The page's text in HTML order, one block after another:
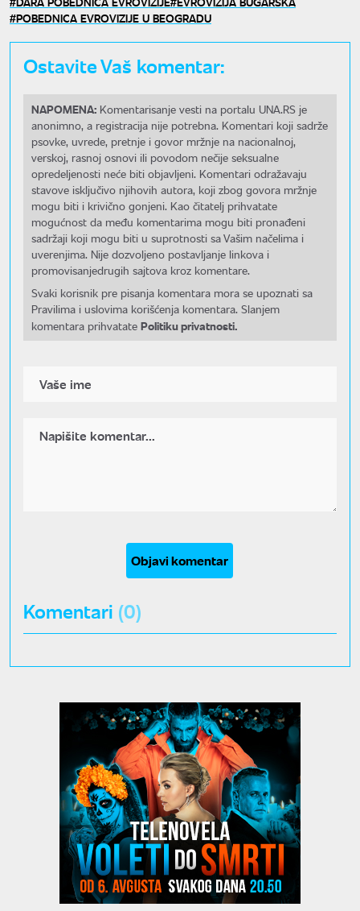
POBEDNICA EVROVIZIJE U BEOGRADU
Ostavite Vaš komentar:
NAPOMENA: Komentarisanje vesti na portalu UNA.RS je
anonimno, a registracija nije potrebna. Komentari koji sadrže
psovke, uvrede, pretnje i govor mržnje na nacionalnoj,
verskoj, rasnoj osnovi ili povodom nečije seksualne
opredeljenosti neće biti objavljeni. Komentari odražavaju
stavove isključivo njihovih autora, koji zbog govora mržnje
mogu biti i krivično gonjeni. Kao čitatelj prihvatate
mogućnost da među komentarima mogu biti pronađeni
sadržaji koji mogu biti u suprotnosti sa Vašim načelima i
uverenjima. Nije dozvoljeno postavljanje linkova i
promovisanjedrugih sajtova kroz komentare.
Svaki korisnik pre pisanja komentara mora se upoznati sa
Pravilima i uslovima korišćenja komentara. Slanjem
komentara prihvatate Politiku privatnosti.
Objavi komentar
Komentari (0)